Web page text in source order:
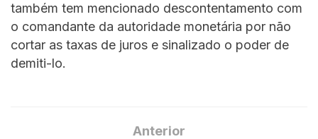
também tem mencionado descontentamento com
o comandante da autoridade monetária por não
cortar as taxas de juros e sinalizado o poder de
demiti-lo.
Anterior